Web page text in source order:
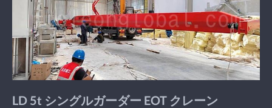
LD 5t シングルガーダー EOT クレーン